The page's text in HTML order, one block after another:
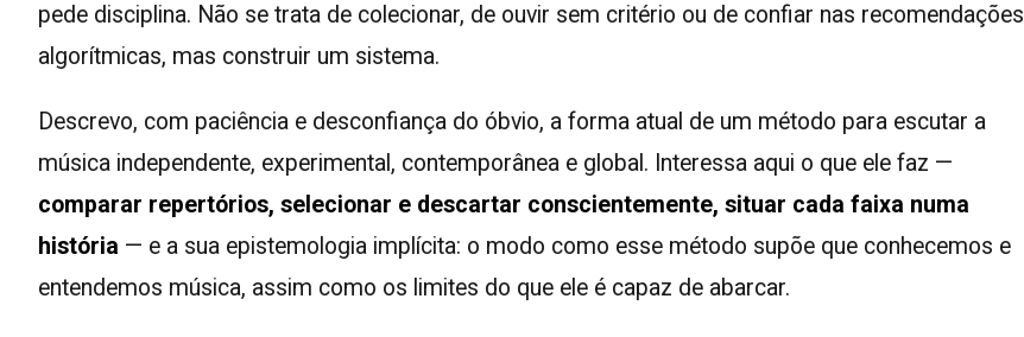
pede disciplina. Não se trata de colecionar, de ouvir sem critério ou de confiar nas recomendações
algorítmicas, mas construir um sistema.
Descrevo, com paciência e desconfiança do óbvio, a forma atual de um método para escutar a
música independente, experimental, contemporânea e global. Interessa aqui o que ele faz —
comparar repertórios, selecionar e descartar conscientemente, situar cada faixa numa
história — e a sua epistemologia implícita: o modo como esse método supõe que conhecemos e
entendemos música, assim como os limites do que ele é capaz de abarcar.